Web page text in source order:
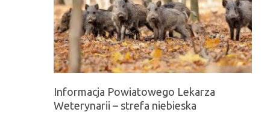
Informacja Powiatowego Lekarza
Weterynarii – strefa niebieska